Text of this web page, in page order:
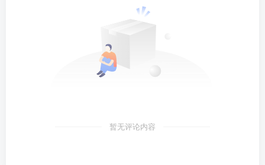
暂无评论内容